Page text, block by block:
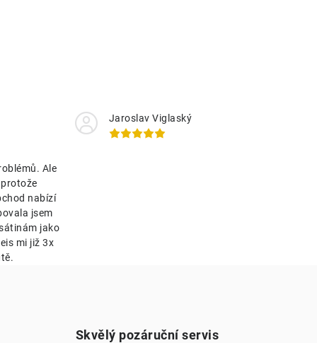
Ale
nabízí
jsem
jako
mi již 3x
Jaroslav Viglaský
Skvělý pozáruční servis